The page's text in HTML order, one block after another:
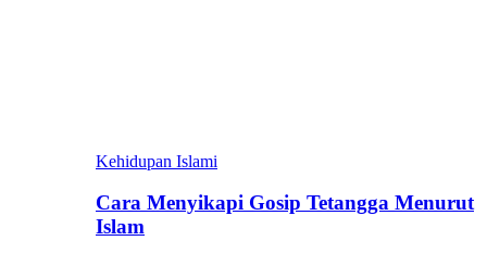
Kehidupan Islami
Cara Menyikapi Gosip Tetangga Menurut
Islam